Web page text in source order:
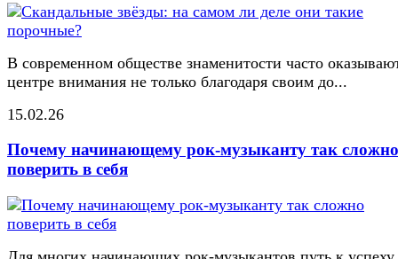
В современном обществе знаменитости часто
центре внимания не только благодаря своим до...
15.02.26
Почему начинающему рок-музыканту так сложно
поверить в себя